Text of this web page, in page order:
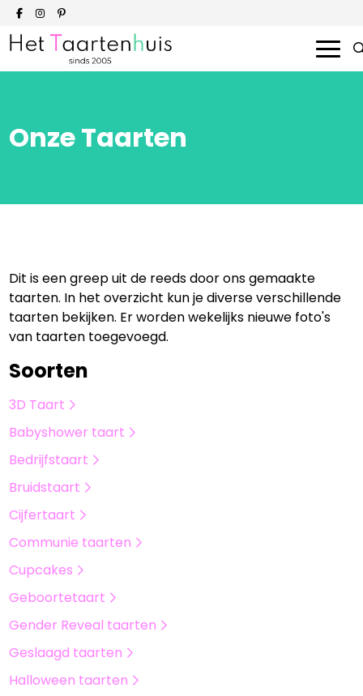
Smaken en prijzen
Contact
Bestellen
Onze Taarten
Dit is een greep uit de reeds door ons gemaakte
taarten. In het overzicht kun je diverse verschillende
taarten bekijken. Er worden wekelijks nieuwe foto's
van taarten toegevoegd.
Soorten
3D Taart
Babyshower taart
Bedrijfstaart
Bruidstaart
Cijfertaart
Communie taarten
Cupcakes
Geboortetaart
Gender Reveal taarten
Geslaagd taarten
Halloween taarten